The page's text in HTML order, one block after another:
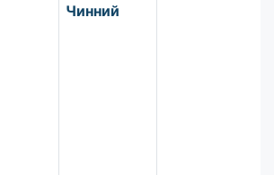
Чинний